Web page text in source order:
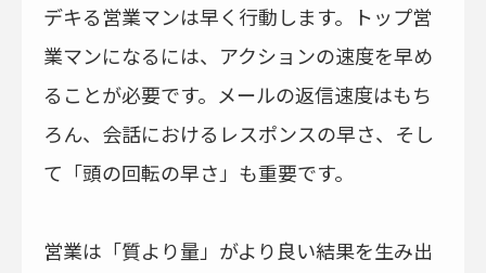
デキる営業マンは早く行動します。トップ営
業マンになるには、アクションの速度を早め
ることが必要です。メールの返信速度はもち
ろん、会話におけるレスポンスの早さ、そし
て「頭の回転の早さ」も重要です。
営業は「質より量」がより良い結果を生み出